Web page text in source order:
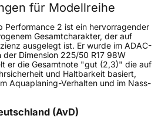
240 km/h
für Modellreihe
Performance 2 ist ein hervorragender
Gesamtcharakter, der auf
ausgelegt ist. Er wurde im ADAC-
Dimension 225/50 R17 98W
er die Gesamtnote "gut (2,3)" die auf
und Haltbarkeit basiert,
Aquaplaning-Verhalten und im Nass-
(AvD)